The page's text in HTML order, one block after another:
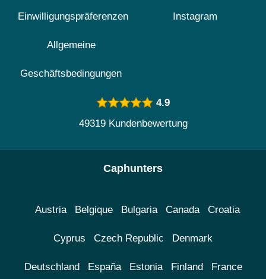
Einwilligungspräferenzen
Allgemeine
Geschäftsbedingungen
Instagram
4.9
49319 Kundenbewertung
Caphunters
Austria Belgique Bulgaria Canada Croatia
Cyprus Czech Republic Denmark
Deutschland España Estonia Finland France